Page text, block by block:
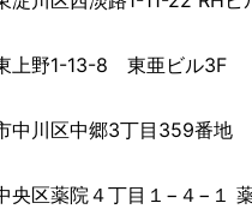
上野1-13-8 東亜ビル3F
中川区中郷3丁目359番地
央区薬院４丁目１−４−１